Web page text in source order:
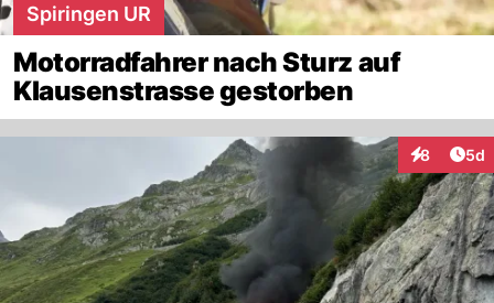
Spiringen UR
Motorradfahrer nach Sturz auf
Klausenstrasse gestorben
8 5d